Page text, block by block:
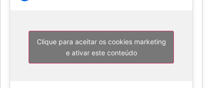
Clique para aceitar os cookies marketing
e ativar este conteúdo